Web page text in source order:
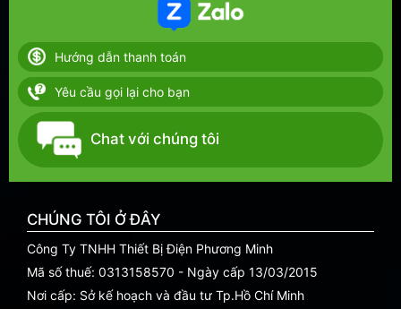
Hướng dẫn thanh toán
Yêu cầu gọi lại cho bạn
Chat với chúng tôi
CHÚNG TÔI Ở ĐÂY
Công Ty TNHH Thiết Bị Điện Phương Minh
Mã số thuế: 0313158570 - Ngày cấp 13/03/2015
Nơi cấp: Sở kế hoạch và đầu tư Tp.Hồ Chí Minh